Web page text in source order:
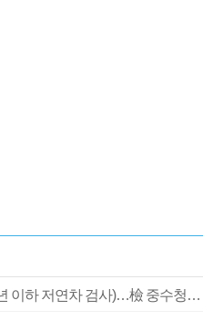
검사 신분 버리고 직급하향(10년 이하 저연차 검사)…檢 중수청행 기피